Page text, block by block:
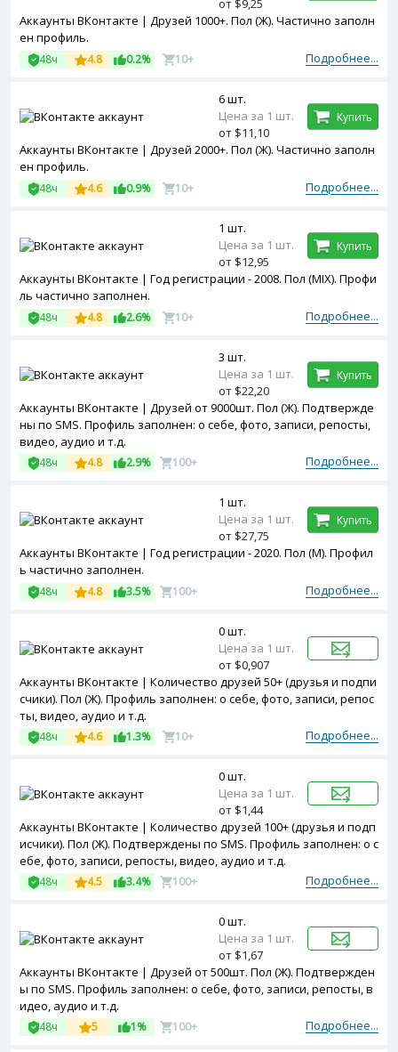
Аккаунты ВКонтакте | Друзей 1000+. Пол (Ж). Частично заполн
ен профиль.
Подробнее...
48ч 4.8 0.2% 10+
от $9,25
Аккаунты ВКонтакте | Друзей 2000+. Пол (Ж). Частично заполн
ен профиль.
Подробнее...
48ч 4.6 0.9% 10+
6 шт.
Цена за 1 шт.
от $11,10
Купить
Аккаунты ВКонтакте | Год регистрации - 2008. Пол (MIX). Профи
ль частично заполнен.
Подробнее...
48ч 4.8 2.6% 10+
1 шт.
Цена за 1 шт.
от $12,95
Купить
Аккаунты ВКонтакте | Друзей от 9000шт. Пол (Ж). Подтвержде
ны по SMS. Профиль заполнен: о себе, фото, записи, репосты,
видео, аудио и т.д.
Подробнее...
48ч 4.8 2.9% 100+
3 шт.
Цена за 1 шт.
от $22,20
Купить
Аккаунты ВКонтакте | Год регистрации - 2020. Пол (М). Профил
ь частично заполнен.
Подробнее...
48ч 4.8 3.5% 100+
1 шт.
Цена за 1 шт.
от $27,75
Купить
Аккаунты ВКонтакте | Количество друзей 50+ (друзья и подпи
счики). Пол (Ж). Профиль заполнен: о себе, фото, записи, репос
ты, видео, аудио и т.д.
Подробнее...
48ч 4.6 1.3% 10+
0 шт.
Цена за 1 шт.
от $0,907
Аккаунты ВКонтакте | Количество друзей 100+ (друзья и подп
исчики). Пол (Ж). Подтверждены по SMS. Профиль заполнен: о с
ебе, фото, записи, репосты, видео, аудио и т.д.
Подробнее...
48ч 4.5 3.4% 100+
0 шт.
Цена за 1 шт.
от $1,44
Аккаунты ВКонтакте | Друзей от 500шт. Пол (Ж). Подтвержден
ы по SMS. Профиль заполнен: о себе, фото, записи, репосты, в
идео, аудио и т.д.
Подробнее...
48ч 5 1% 100+
0 шт.
Цена за 1 шт.
от $1,67